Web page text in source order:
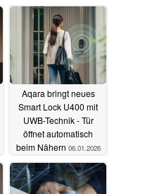
Aqara bringt neues
Smart Lock U400 mit
UWB-Technik - Tür
öffnet automatisch
beim Nähern 06.01.2026